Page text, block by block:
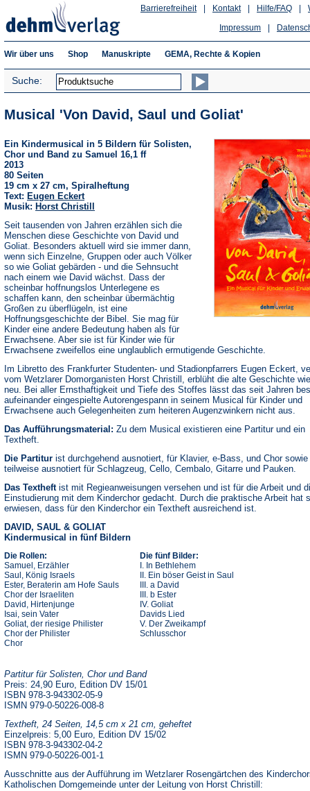
Hilfe/FAQ
Kontakt
Barrierefreiheit
Impressum
Wir über uns Shop Manuskripte GEMA, Rechte & Kopien
Suche:
Musical 'Von David, Saul und Goliat'
Ein Kindermusical in 5 Bildern für Solisten,
Chor und Band zu Samuel 16,1 ff
2013
80 Seiten
19 cm x 27 cm, Spiralheftung
Text: Eugen Eckert
Musik: Horst Christill
Seit tausenden von Jahren erzählen sich die
Menschen diese Geschichte von David und
Goliat. Besonders aktuell wird sie immer dann,
wenn sich Einzelne, Gruppen oder auch Völker
so wie Goliat gebärden - und die Sehnsucht
nach einem wie David wächst. Dass der
scheinbar hoffnungslos Unterlegene es
schaffen kann, den scheinbar übermächtig
Großen zu überflügeln, ist eine
Hoffnungsgeschichte der Bibel. Sie mag für
Kinder eine andere Bedeutung haben als für
Erwachsene. Aber sie ist für Kinder wie für
Erwachsene zweifellos eine unglaublich ermutigende Geschichte.
Im Libretto des Frankfurter Studenten- und Stadionpfarrers Eugen Eckert,
vom Wetzlarer Domorganisten Horst Christill, erblüht die alte Geschichte
neu. Bei aller Ernsthaftigkeit und Tiefe des Stoffes lässt das seit Jahren
aufeinander eingespielte Autorengespann in seinem Musical für Kinder und
Erwachsene auch Gelegenheiten zum heiteren Augenzwinkern nicht aus.
Das Aufführungsmaterial: Zu dem Musical existieren eine Partitur und ein
Textheft.
Die Partitur ist durchgehend ausnotiert, für Klavier, e-Bass, und Chor sowie
teilweise ausnotiert für Schlagzeug, Cello, Cembalo, Gitarre und Pauken.
Das Textheftist mit Regieanweisungen versehen und ist für die Arbeit und
Einstudierung mit dem Kinderchor gedacht. Durch die praktische Arbeit hat
erwiesen, dass für den Kinderchor ein Textheft ausreichend ist.
DAVID, SAUL & GOLIAT
Kindermusical in fünf Bildern
Die Rollen:
Samuel, Erzähler
Saul, König Israels
Ester, Beraterin am Hofe Sauls
Chor der Israeliten
David, Hirtenjunge
Isai, sein Vater
Goliat, der riesige Philister
Chor der Philister
Chor
Die fünf Bilder:
I. In Bethlehem
II. Ein böser Geist in Saul
III. a David
III. b Ester
IV. Goliat
Davids Lied
V. Der Zweikampf
Schlusschor
Partitur für Solisten, Chor und Band
Preis: 24,90 Euro, Edition DV 15/01
ISBN 978-3-943302-05-9
ISMN 979-0-50226-008-8
Textheft, 24 Seiten, 14,5 cm x 21 cm, geheftet
Einzelpreis: 5,00 Euro, Edition DV 15/02
ISBN 978-3-943302-04-2
ISMN 979-0-50226-001-1
Ausschnitte aus der Aufführung im Wetzlarer Rosengärtchen des
Katholischen Domgemeinde unter der Leitung von Horst Christill: